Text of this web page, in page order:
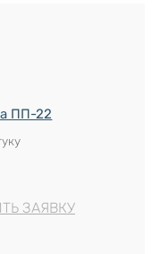
ПП-22
ЗАЯВКУ